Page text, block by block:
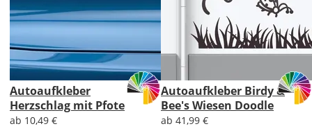
Autoaufkleber
Herzschlag mit Pfote
ab 10,49 €
Autoaufkleber Birdy &
Bee's Wiesen Doodle
ab 41,99 €